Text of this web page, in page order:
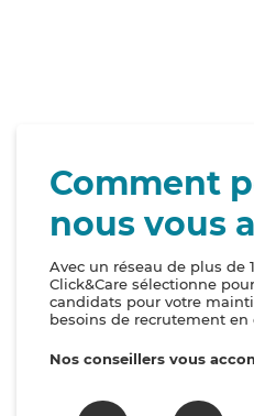
Comment
nous vous
Avec un réseau de plus de
Click&Care sélectionne
candidats pour votre
besoins de recrutement
Nos conseillers vous